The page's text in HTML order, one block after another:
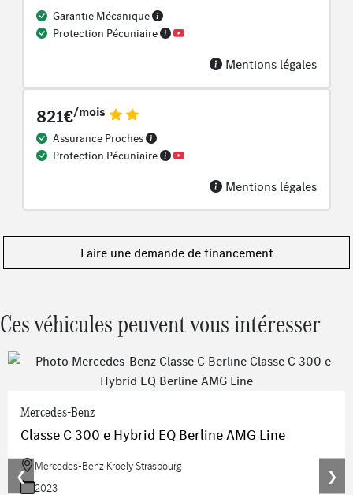
Service connecté : MBUX Navigation Premium
Pack Advanced
Soutien lombaire à 4 réglages
Diesel-Abgasreinigung mit SDPF
Capot moteur actif
Garantie Mécanique
Protection Pécuniaire
Mentions légales
821€/mois
Assurance Proches
Protection Pécuniaire
Mentions légales
Faire une demande de financement
Ces véhicules peuvent vous intéresser
❮
Mercedes-Benz
Classe C 300 e Hybrid EQ Berline AMG Line
Mercedes-Benz Kroely Strasbourg
2023
❯